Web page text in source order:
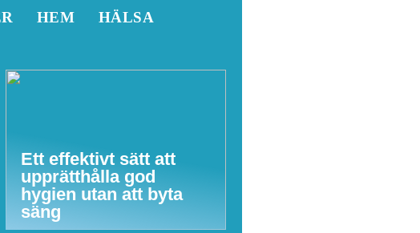
HEM
HÄLSA
Ett effektivt sätt att
upprätthålla god
hygien utan att byta
säng